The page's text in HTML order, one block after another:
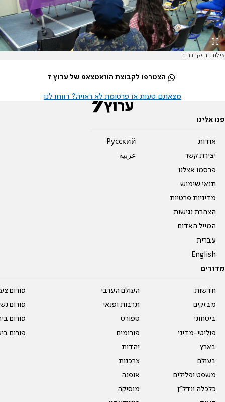
צילום: חזקי ברוך
הצטרפו לקבוצת הוואטצאפ של ערוץ 7
מצאתם טעות או פרסומת לא ראויה? דווחו לנו
פנו אלינו
אודות
יצירת קשר
פרסמו אצלנו
תנאי שימוש
מדיניות פרטיות
הצהרת נגישות
המייל האדום
עברית
English
Pусский
عربية
מדורים
חדשות
מבזקים
ביטחוני
פוליטי-מדיני
בארץ
בעולם
משפט ופלילים
כלכלה ונדל"ן
העולם הערבי
תרבות ופנאי
ספורט
פורומים
יהדות
צרכנות
אופנה
מוסיקה
פורום
פורום
פורום
פורום